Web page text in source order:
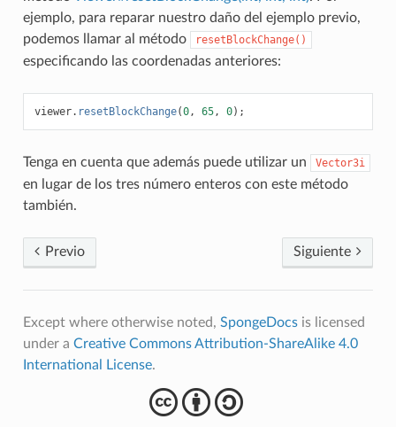
ejemplo, para reparar nuestro daño del ejemplo previo,
podemos llamar al método
resetBlockChange()
especificando las coordenadas anteriores:
viewer. resetBlockChange(0, 65, 0);
Tenga en cuenta que además puede utilizar un Vector3i
en lugar de los tres número enteros con este método
también.
Siguiente
Previo
Except where otherwise noted, SpongeDocsis licensed
under a Creative Commons Attribution-ShareAlike 4.0
International License.
cba